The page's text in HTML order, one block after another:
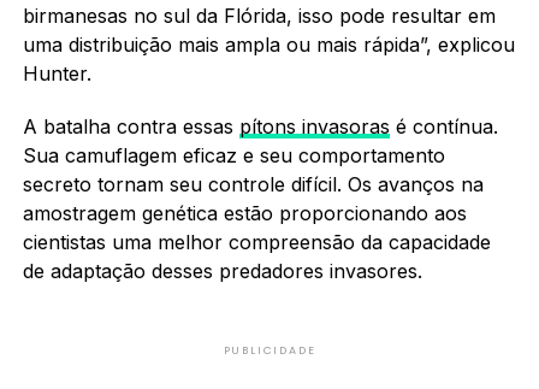
birmanesas no sul da Flórida, isso pode resultar em
uma distribuição mais ampla ou mais rápida”, explicou
Hunter.
A batalha contra essas pítons invasoras é contínua.
Sua camuflagem eficaz e seu comportamento
secreto tornam seu controle difícil. Os avanços na
amostragem genética estão proporcionando aos
cientistas uma melhor compreensão da capacidade
de adaptação desses predadores invasores.
PUBLICIDADE